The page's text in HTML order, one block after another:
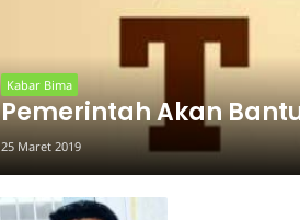
Kabar Bima
Pemerintah Akan
25 Maret 2019